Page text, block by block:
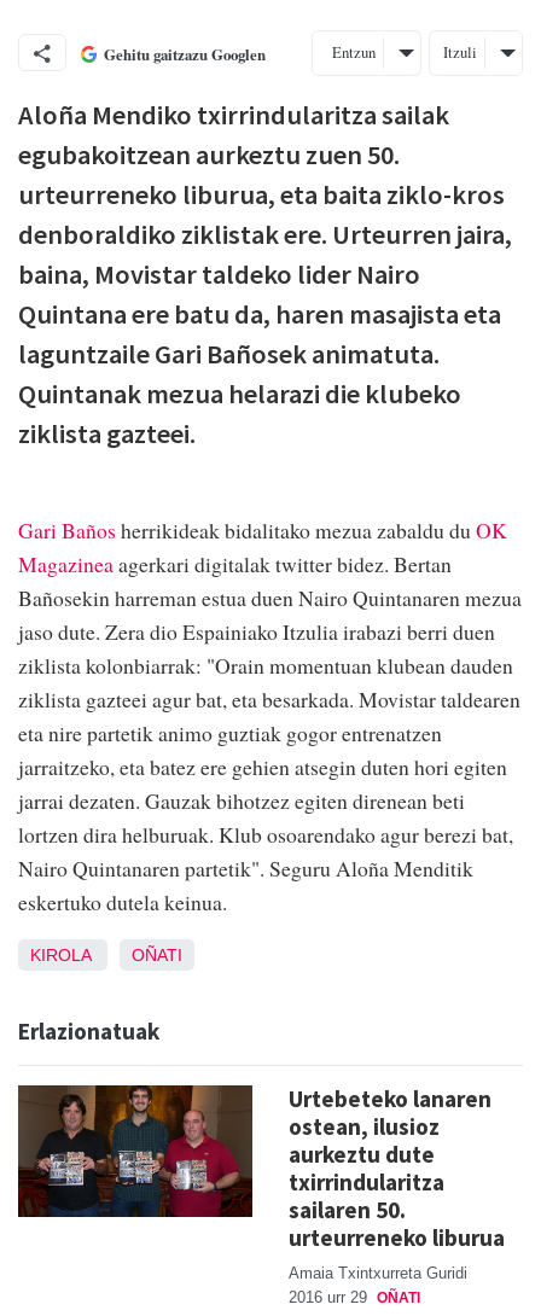
Gehitu gaitzazu Googlen Entzun Itzuli
Aloña Mendiko txirrindularitza sailak
egubakoitzean aurkeztu zuen 50.
urteurreneko liburua, eta baita ziklo-kros
denboraldiko ziklistak ere. Urteurren jaira,
baina, Movistar taldeko lider Nairo
Quintana ere batu da, haren masajista eta
laguntzaile Gari Bañosek animatuta.
Quintanak mezua helarazi die klubeko
ziklista gazteei.
Gari Baños herrikideak bidalitako mezua zabaldu duOK
Magazineaagerkari digitalak twitter bidez. Bertan
Bañosekin harreman estua duen Nairo Quintanaren mezua
jaso dute. Zera dio Espainiako Itzulia irabazi berri duen
ziklista kolonbiarrak: "Orain momentuan klubean dauden
ziklista gazteei agur bat, eta besarkada. Movistar taldearen
eta nire partetik animo guztiak gogor entrenatzen
jarraitzeko, eta batez ere gehien atsegin duten hori egiten
jarrai dezaten. Gauzak bihotzez egiten direnean beti
lortzen dira helburuak. Klub osoarendako agur berezi bat,
Nairo Quintanaren partetik". Seguru Aloña Menditik
eskertuko dutela keinua.
KIROLA OÑATI
Erlazionatuak
Urtebeteko lanaren
ostean, ilusioz
aurkeztu dute
txirrindularitza
sailaren 50.
urteurreneko liburua
Amaia Txintxurreta Guridi
2016 urr 29 OÑATI